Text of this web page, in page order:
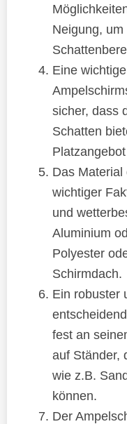
Neigung,
Eine
sicher, dass
Schatten
Das
wichtiger
und
Aluminium
Polyester
Schirmdach.
Ein robuster
fest an
auf Ständer,
wie z.B.
können.
Der